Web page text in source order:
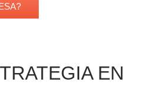
EN